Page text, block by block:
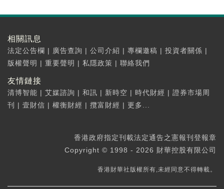
相關訊息
法定公告欄 | 廣告查詢 | 公司介紹 | 專欄邀稿 | 投資者關係 |
版權聲明 | 重要聲明 | 私隱政策 | 聯絡我們
友情鏈接
清博智能 | 艾媒諮詢 | 和訊 | 新時空 | 時代財經 | 證券市場周
刊
| 壹財信 | 權衡財經 | 攬富財經 | 更多...
香港政府指定刊載法定通告之憲報刊登報章
Copyright © 1998 - 2026 財華控股有限公司
香港財華社版權所有,未經同意不得轉載。